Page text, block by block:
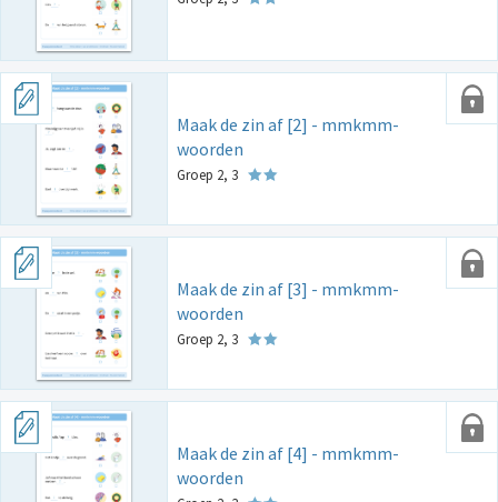
Maak de zin af [2] - mmkmm-
woorden
Groep 2, 3
Maak de zin af [3] - mmkmm-
woorden
Groep 2, 3
Maak de zin af [4] - mmkmm-
woorden